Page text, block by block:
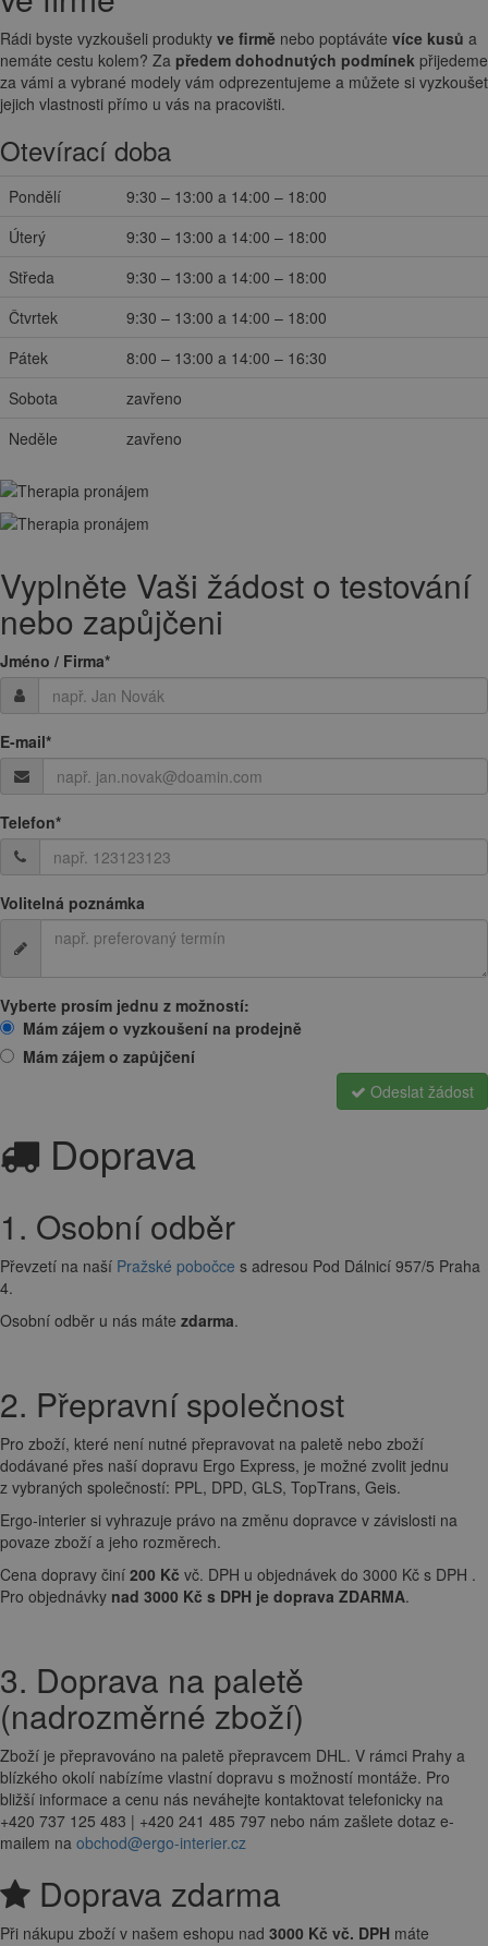
Rádi byste vyzkoušeli produkty ve firmě nebo poptáváte více kusů a
nemáte cestu kolem? Za předem dohodnutých podmínek přijedeme
za vámi a vybrané modely vám odprezentujeme a můžete si vyzkoušet
jejich vlastnosti přímo u vás na pracovišti.
Otevírací doba
Pondělí
9:30 – 13:00 a 14:00 – 18:00
Úterý
9:30 – 13:00 a 14:00 – 18:00
Středa
9:30 – 13:00 a 14:00 – 18:00
Čtvrtek
9:30 – 13:00 a 14:00 – 18:00
Pátek
8:00 – 13:00 a 14:00 – 16:30
Sobota
zavřeno
Neděle
zavřeno
Vyplněte Vaši žádost o testování
nebo zapůjčeni
Jméno / Firma*
E-mail*
Telefon*
Volitelná poznámka
Vyberte prosím jednu z možností:
Mám zájem o vyzkoušení na prodejně
Mám zájem o zapůjčení
Odeslat žádost
Doprava
1. Osobní odběr
Převzetí na naší Pražské pobočce s adresou Pod Dálnicí 957/5 Praha
4.
Osobní odběr u nás máte zdarma.
2. Přepravní společnost
Pro zboží, které není nutné přepravovat na paletě nebo zboží
dodávané přes naší dopravu Ergo Express, je možné zvolit jednu
z vybraných společností: PPL, DPD, GLS, TopTrans, Geis.
Ergo-interier si vyhrazuje právo na změnu dopravce v závislosti na
povaze zboží a jeho rozměrech.
Cena dopravy činí 200 Kč vč. DPH u objednávek do 3000 Kč s DPH .
Pro objednávky nad 3000 Kč s DPH je doprava ZDARMA.
3. Doprava na paletě
(nadrozměrné zboží)
Zboží je přepravováno na paletě přepravcem DHL. V rámci Prahy a
blízkého okolí nabízíme vlastní dopravu s možností montáže. Pro
bližší informace a cenu nás neváhejte kontaktovat telefonicky na
+420 737 125 483 | +420 241 485 797 nebo nám zašlete dotaz e-
mailem na obchod@ergo-interier.cz
Doprava zdarma
Při nákupu zboží v našem eshopu nad 3000 Kč vč. DPH máte